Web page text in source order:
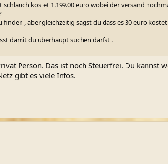
kostet 1.199.00 euro wobei der versand
, aber gleichzeitig sagst du dass es 30 euro
damit du überhaupt suchen darfst .
Person. Das ist noch Steuerfrei. Du kannst
gibt es viele Infos.